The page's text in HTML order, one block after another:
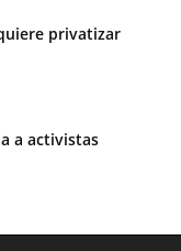
privatizar
a activistas